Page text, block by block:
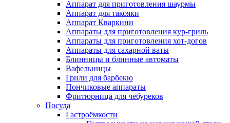
Аппарат для приготовления шаурмы
Аппарат для такояки
Аппарат Кваркини
Аппараты для приготовления кур-гриль
Аппараты для приготовления хот-догов
Аппараты для сахарной ваты
Блинницы и блинные автоматы
Вафельницы
Грили для барбекю
Пончиковые аппараты
Фритюрница для чебуреков
Посуда
Гастроёмкости